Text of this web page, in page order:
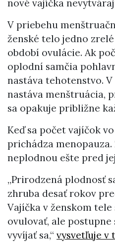
nové vajíčka
V priebehu
ženské telo jedno
období ovulácie. Ak
oplodní samčia
nastáva tehotenstvo.
nastáva menštruácia,
sa opakuje približne
Keď sa počet vajíčok
prichádza menopauza.
neplodnou ešte pred
„Prirodzená plodnosť
zhruba desať rokov
Vajíčka v ženskom
ovulovať, ale
vyvíjať sa,“ vysvetľuje v